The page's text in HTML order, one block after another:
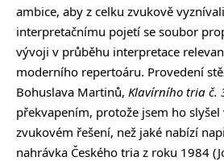
ambice, aby z celku zvukově
interpretačnímu pojetí se soubor
vývoji v průběhu interpretace
moderního repertoáru. Provedení
Bohuslava Martinů, Klavírního tria č.
překvapením, protože jsem ho slyšel
zvukovém řešení, než jaké nabízí
nahrávka Českého tria z roku 1984